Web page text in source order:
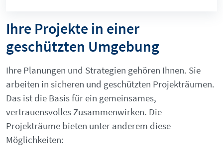
Ihre Projekte in einer
geschützten Umgebung
Ihre Planungen und Strategien gehören Ihnen. Sie
arbeiten in sicheren und geschützten Projekträumen.
Das ist die Basis für ein gemeinsames,
vertrauensvolles Zusammenwirken. Die
Projekträume bieten unter anderem diese
Möglichkeiten: